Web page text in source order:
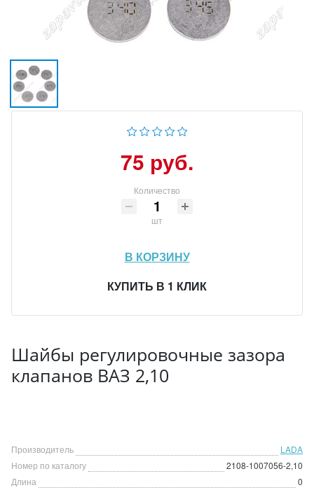
75 руб.
Количество
шт
В КОРЗИНУ
КУПИТЬ В 1 КЛИК
Шайбы регулировочные зазора
клапанов ВАЗ 2,10
Производитель
LADA
Номер по каталогу
2108-1007056-2,10
Длина
0